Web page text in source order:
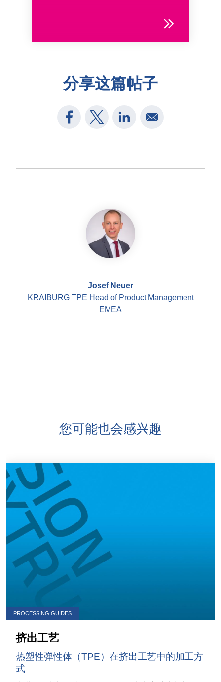
分享这篇帖子
Josef Neuer
KRAIBURG TPE Head of Product Management
EMEA
您可能也会感兴趣
PROCESSING GUIDES
挤出工艺
热塑性弹性体（TPE）在挤出工艺中的加工方
式